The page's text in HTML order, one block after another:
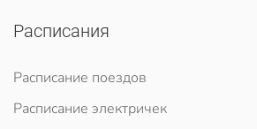
Расписания
Расписание поездов
Расписание электричек